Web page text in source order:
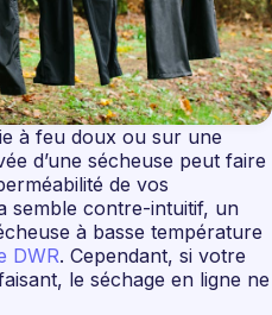
à feu doux ou sur une
d’une sécheuse peut faire
de vos
semble contre-intuitif, un
à basse température
DWR. Cependant, si votre
le séchage en ligne ne